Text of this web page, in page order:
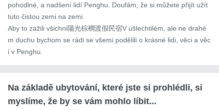
pohodlné, a nadšení lidí Penghu. Doufám, že si můžete přijít užít
tuto čistou zemi na zemi.
Aby to zažili všichni陽光棕櫚渡假民宿V ušlechtilém, ale ne drahé
m duchu bychom se rádi se všemi podělili o krásné lidi, věci a věc
i v Penghu.
Na základě ubytování, které jste si prohlédli, si
myslíme, že by se vám mohlo líbit...